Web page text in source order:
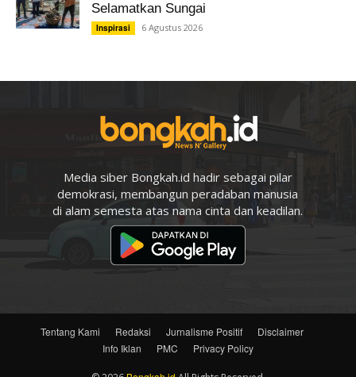
Selamatkan Sungai
Inspirasi 6 Agustus 2026
Media siber Bongkah.id hadir sebagai pilar
demokrasi, membangun peradaban manusia
di alam semesta atas nama cinta dan keadilan.
Tentang Kami Redaksi Jurnalisme Positif
Disclaimer
Info Iklan
PMC Privacy Policy